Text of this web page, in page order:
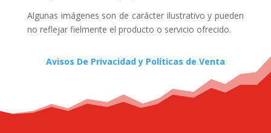
Algunas imágenes son de carácter ilustrativo y pueden
no reflejar fielmente el producto o servicio ofrecido.
Avisos De Privacidad y Políticas de Venta